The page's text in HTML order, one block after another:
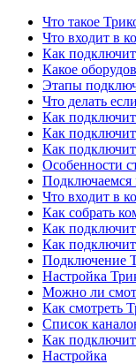
Что такое
Что входит в
Как
Какое
Этапы
Что делать
Как
Как
Как
Особенности
Подключаемся
Что входит в
Как собрать
Как
Как
Подключение
Настройка
Можно ли
Как смотреть
Список
Как
Настройка